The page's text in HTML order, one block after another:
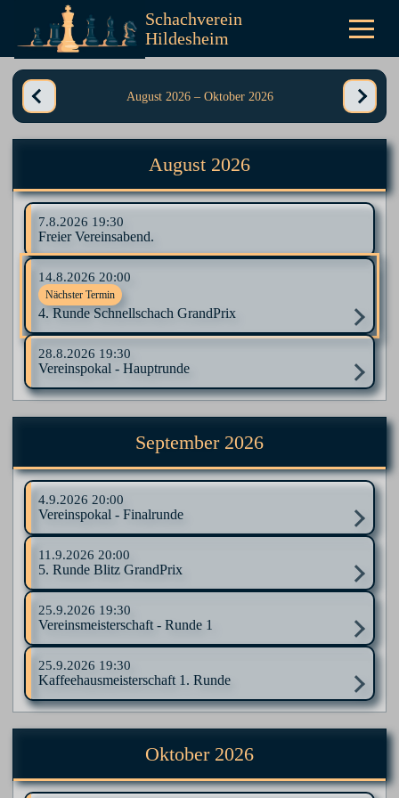
Schachverein
Hildesheim
August 2026– Oktober 2026
August 2026
7.8.2026 19:30
Freier Vereinsabend.
14.8.2026 20:00
Nächster Termin
4. Runde Schnellschach GrandPrix
28.8.2026 19:30
Vereinspokal - Hauptrunde
September 2026
4.9.2026 20:00
Vereinspokal - Finalrunde
11.9.2026 20:00
5. Runde Blitz GrandPrix
25.9.2026 19:30
Vereinsmeisterschaft - Runde 1
25.9.2026 19:30
Kaffeehausmeisterschaft 1. Runde
Oktober 2026